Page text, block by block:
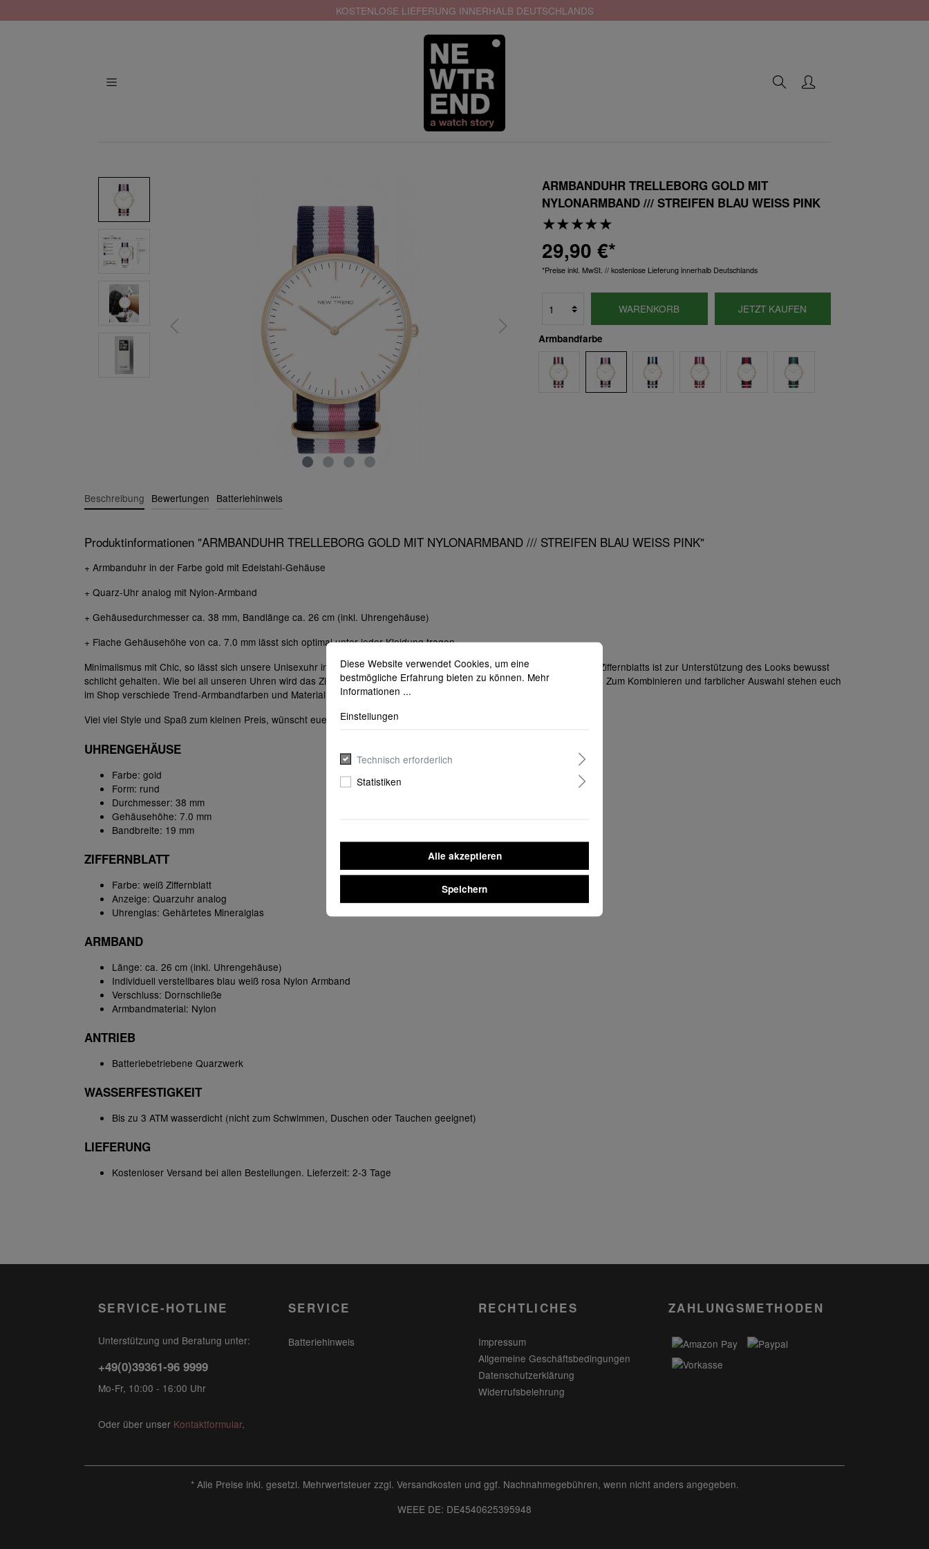
KOSTENLOSE LIEFERUNG INNERHALB DEUTSCHLANDS
ARMBANDUHR TRELLEBORG GOLD MIT
NYLONARMBAND /// STREIFEN BLAU WEISS PINK
29,90 €*
*Preise inkl. MwSt. // kostenlose Lieferung innerhalb Deutschlands
WARENKORB JETZT KAUFEN
Armbandfarbe
Beschreibung Bewertungen Batteriehinweis
Produktinformationen "ARMBANDUHR TRELLEBORG GOLD MIT NYLONARMBAND /// STREIFEN BLAU WEISS PINK"
+ Armbanduhr in der Farbe gold mit Edelstahl-Gehäuse
+ Quarz-Uhr analog mit Nylon-Armband
+ Gehäusedurchmesser ca. 38 mm, Bandlänge ca. 26 cm (inkl. Uhrengehäuse)
+ Flache Gehäusehöhe von ca. 7.0 mm lässt sich optimal unter jeder Kleidung tragen
Minimalismus mit Chic, so lässt sich unsere Unisexuhr in der Farbe gold beschreiben. Das reduzierte Design des weiß Ziffernblatts ist zur Unterstützung des Looks bewusst
schlicht gehalten. Wie bei all unseren Uhren wird das Ziffernblatt der Quarzuhr durch gehärtetes Mineralglas geschützt. Zum Kombinieren und farblicher Auswahl stehen euch
im Shop verschiede Trend-Armbandfarben und Materialien zur Verfügung.
Viel viel Style und Spaß zum kleinen Preis, wünscht euer
newtrend.de-Design-Team :)
UHRENGEHÄUSE
Farbe: gold
Form: rund
Durchmesser: 38 mm
Gehäusehöhe: 7.0 mm
Bandbreite: 19 mm
ZIFFERNBLATT
Farbe: weiß Ziffernblatt
Anzeige: Quarzuhr analog
Uhrenglas: Gehärtetes Mineralglas
ARMBAND
Länge: ca. 26 cm (inkl. Uhrengehäuse)
Individuell verstellbares blau weiß rosa Nylon Armband
Verschluss: Dornschließe
Armbandmaterial: Nylon
ANTRIEB
Batteriebetriebene Quarzwerk
WASSERFESTIGKEIT
Bis zu 3 ATM wasserdicht (nicht zum Schwimmen, Duschen oder Tauchen geeignet)
LIEFERUNG
Kostenloser Versand bei allen Bestellungen. Lieferzeit: 2-3 Tage
SERVICE-HOTLINE
Unterstützung und Beratung unter:
+49(0)39361-96 9999
Mo-Fr, 10:00 - 16:00 Uhr
Oder über unser Kontaktformular.
SERVICE
Batteriehinweis
RECHTLICHES
Impressum
Allgemeine Geschäftsbedingungen
Datenschutzerklärung
Widerrufsbelehrung
ZAHLUNGSMETHODEN
* Alle Preise inkl. gesetzl. Mehrwertsteuer zzgl. Versandkosten und ggf. Nachnahmegebühren, wenn nicht anders angegeben.
WEEE DE: DE4540625395948
Diese Website verwendet Cookies, um eine
bestmögliche Erfahrung bieten zu können. Mehr
Informationen ...
Einstellungen
Technisch erforderlich
Statistiken
Alle akzeptieren
Speichern